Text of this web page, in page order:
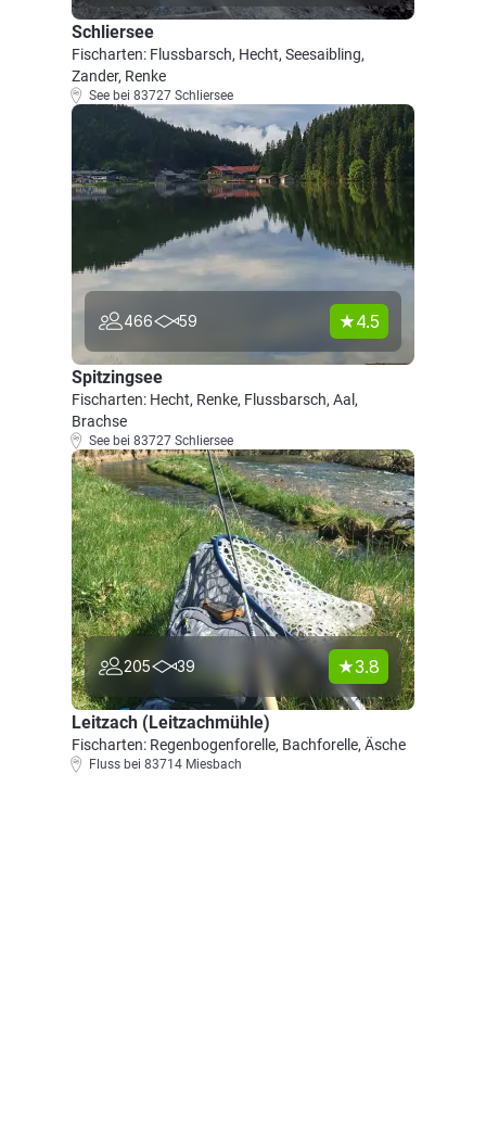
Schliersee
Fischarten: Flussbarsch, Hecht, Seesaibling,
Zander, Renke
See bei 83727 Schliersee
466 59 4.5
Spitzingsee
Fischarten: Hecht, Renke, Flussbarsch, Aal,
Brachse
See bei 83727 Schliersee
205 39 3.8
Leitzach (Leitzachmühle)
Fischarten: Regenbogenforelle, Bachforelle, Äsche
Fluss bei 83714 Miesbach